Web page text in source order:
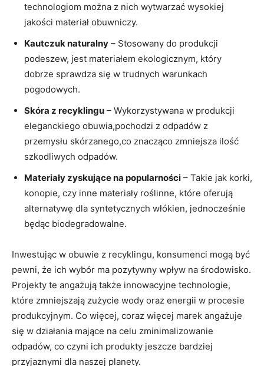
technologiom można z nich wytwarzać wysokiej
jakości materiał obuwniczy.
Kautczuk naturalny – Stosowany do produkcji
podeszew, jest materiałem ekologicznym, który
dobrze sprawdza się w trudnych warunkach
pogodowych.
Skóra z recyklingu – Wykorzystywana w produkcji
eleganckiego obuwia,pochodzi z odpadów z
przemysłu skórzanego,co znacząco zmniejsza ilość
szkodliwych odpadów.
Materiały zyskujące na popularności – Takie jak korki,
konopie, czy inne materiały roślinne, które oferują
alternatywę dla syntetycznych włókien, jednocześnie
będąc biodegradowalne.
Inwestując w obuwie z recyklingu, konsumenci mogą być
pewni, że ich wybór ma pozytywny wpływ na środowisko.
Projekty te angażują także innowacyjne technologie,
które zmniejszają zużycie wody oraz energii w procesie
produkcyjnym. Co więcej, coraz więcej marek angażuje
się w działania mające na celu zminimalizowanie
odpadów, co czyni ich produkty jeszcze bardziej
przyjaznymi dla naszej planety.